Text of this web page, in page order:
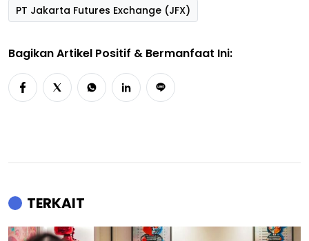
PT Jakarta Futures Exchange (JFX)
Bagikan Artikel Positif & Bermanfaat Ini:
TERKAIT